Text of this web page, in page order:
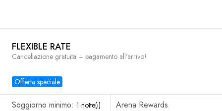
FLEXIBLE RATE
Offerta speciale
Cancellazione gratuita – pagamento all'arrivo!
Soggiorno minimo: 1 notte(i) Arena Rewards